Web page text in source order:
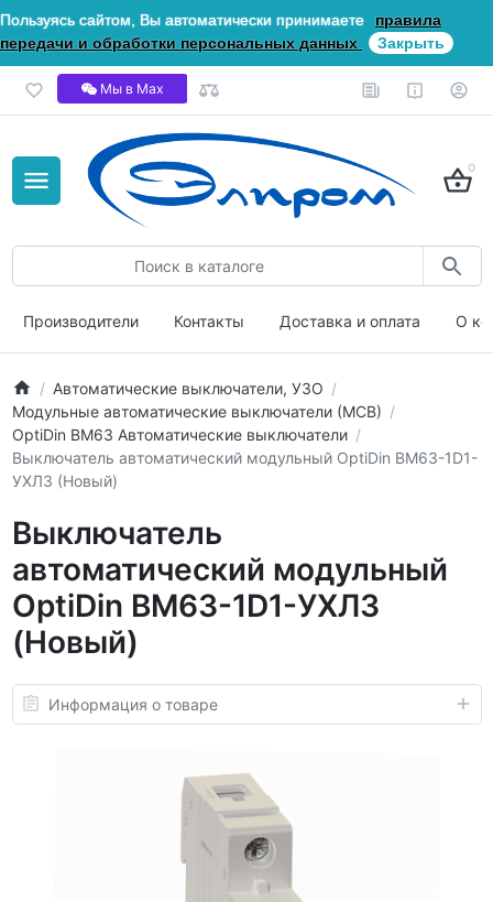
Пользуясь сайтом, Вы автоматически принимаете
правила
передачи и обработки персональных данных
Закрыть
Мы в Мах
0
Производители Контакты Доставка и оплата О
Автоматические выключатели, УЗО
Модульные автоматические выключатели (МСВ)
OptiDin ВМ63 Автоматические выключатели
Выключатель автоматический модульный OptiDin BM63-1D1-
УХЛ3 (Новый)
Выключатель
автоматический модульный
OptiDin BM63-1D1-УХЛ3
(Новый)
Информация о товаре